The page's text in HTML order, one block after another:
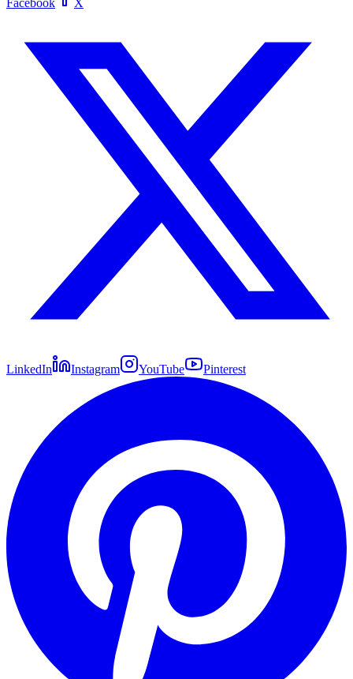
LinkedIn Instagram YouTube Pinterest